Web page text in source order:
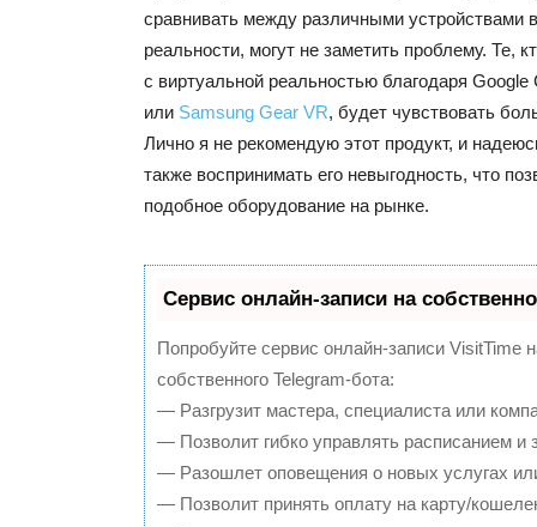
сравнивать между различными устройствами
реальности, могут не заметить проблему. Те,
с виртуальной реальностью благодаря Google
или Samsung Gear VR, будет чувствовать
Лично я не рекомендую этот продукт, и
также воспринимать его невыгодность, что
подобное оборудование на рынке.
Сервис онлайн-записи на
Попробуйте сервис онлайн-записи VisitTime
собственного Telegram-бота:
— Разгрузит мастера, специалиста или
— Позволит гибко управлять расписанием и
— Разошлет оповещения о новых услугах
— Позволит принять оплату на карту/